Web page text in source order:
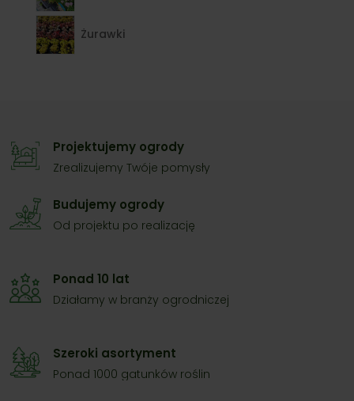
Żurawki
Projektujemy ogrody
Zrealizujemy Twóje pomysły
Budujemy ogrody
Od projektu po realizację
Ponad 10 lat
Działamy w branży ogrodniczej
Szeroki asortyment
Ponad 1000 gatunków roślin